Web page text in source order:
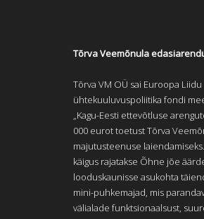
Tõrva Veemõnula
Tõrva VM OÜ sai Euroopa Liidu
ühtekuuluvuspoliitika fondi
„Kagu-Eesti ettevõtluse
000 eurot toetust Tõrva
majutusteenuse
käigus rajatakse Õhne jõe
looduskaunisse asukohta
mini-puhkemajad, mis
välialade funktsionaalsust,